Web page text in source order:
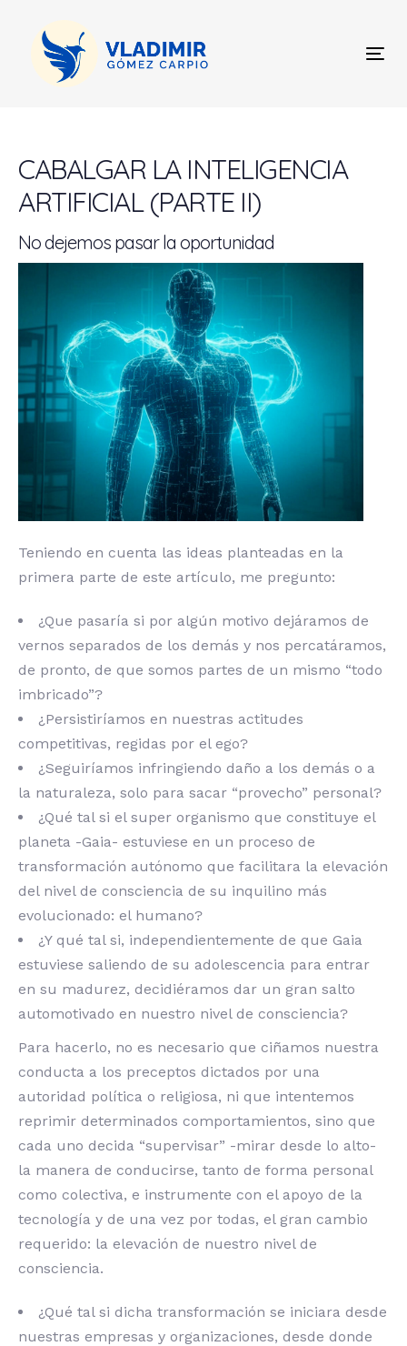
content
CABALGAR LA INTELIGENCIA
ARTIFICIAL (PARTE II)
No dejemos pasar la oportunidad
Teniendo en cuenta las ideas planteadas en la
primera parte de este artículo, me pregunto:
¿Que pasaría si por algún motivo dejáramos de
vernos separados de los demás y nos percatáramos,
de pronto, de que somos partes de un mismo “todo
imbricado”?
¿Persistiríamos en nuestras actitudes
competitivas, regidas por el ego?
¿Seguiríamos infringiendo daño a los demás o a
la naturaleza, solo para sacar “provecho” personal?
¿Qué tal si el super organismo que constituye el
planeta -Gaia- estuviese en un proceso de
transformación autónomo que facilitara la elevación
del nivel de consciencia de su inquilino más
evolucionado: el humano?
¿Y qué tal si, independientemente de que Gaia
estuviese saliendo de su adolescencia para entrar
en su madurez, decidiéramos dar un gran salto
automotivado en nuestro nivel de consciencia?
Para hacerlo, no es necesario que ciñamos nuestra
conducta a los preceptos dictados por una
autoridad política o religiosa, ni que intentemos
reprimir determinados comportamientos, sino que
cada uno decida “supervisar” -mirar desde lo alto-
la manera de conducirse, tanto de forma personal
como colectiva, e instrumente con el apoyo de la
tecnología y de una vez por todas, el gran cambio
requerido: la elevación de nuestro nivel de
consciencia.
¿Qué tal si dicha transformación se iniciara desde
nuestras empresas y organizaciones, desde donde
navigation